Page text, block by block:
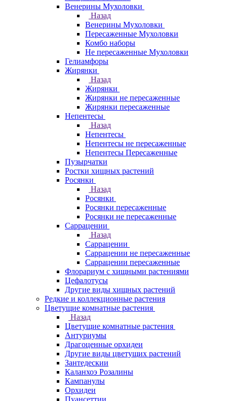
Венерины Мухоловки
Назад
Венерины Мухоловки
Пересаженные Мухоловки
Комбо наборы
Не пересаженные Мухоловки
Гелиамфоры
Жирянки
Назад
Жирянки
Жирянки не пересаженные
Жирянки пересаженные
Непентесы
Назад
Непентесы
Непентесы не пересаженные
Непентесы Пересаженные
Пузырчатки
Ростки хищных растений
Росянки
Назад
Росянки
Росянки пересаженные
Росянки не пересаженные
Саррацении
Назад
Саррацении
Саррацении не пересаженные
Саррацении пересаженные
Флорариум с хищными растениями
Цефалотусы
Другие виды хищных растений
Редкие и коллекционные растения
Цветущие комнатные растения
Назад
Цветущие комнатные растения
Антуриумы
Драгоценные орхидеи
Другие виды цветущих растений
Зантедескии
Каланхоэ Розалины
Кампанулы
Орхидеи
Пуансеттии